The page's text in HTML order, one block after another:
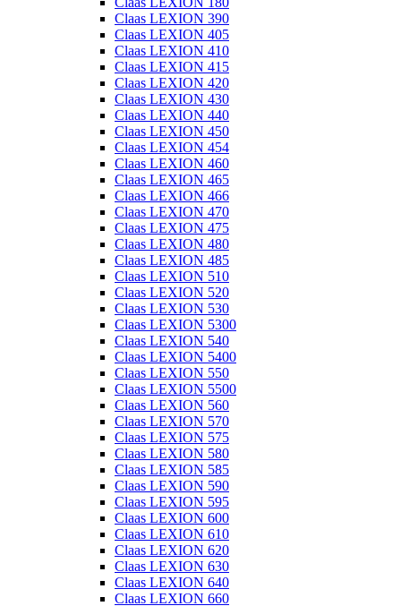
Claas LEXION 390
Claas LEXION 405
Claas LEXION 410
Claas LEXION 415
Claas LEXION 420
Claas LEXION 430
Claas LEXION 440
Claas LEXION 450
Claas LEXION 454
Claas LEXION 460
Claas LEXION 465
Claas LEXION 466
Claas LEXION 470
Claas LEXION 475
Claas LEXION 480
Claas LEXION 485
Claas LEXION 510
Claas LEXION 520
Claas LEXION 530
Claas LEXION 5300
Claas LEXION 540
Claas LEXION 5400
Claas LEXION 550
Claas LEXION 5500
Claas LEXION 560
Claas LEXION 570
Claas LEXION 575
Claas LEXION 580
Claas LEXION 585
Claas LEXION 590
Claas LEXION 595
Claas LEXION 600
Claas LEXION 610
Claas LEXION 620
Claas LEXION 630
Claas LEXION 640
Claas LEXION 660